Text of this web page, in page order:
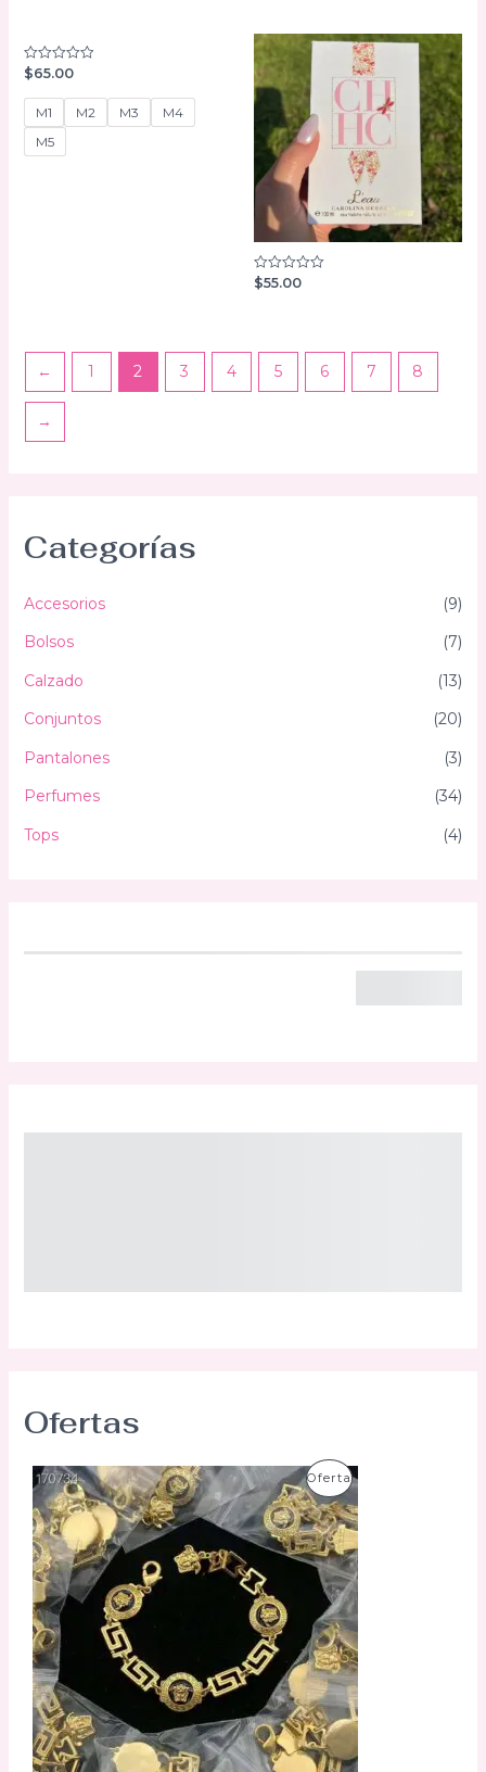
Categorías
Accesorios
(9)
Bolsos
(7)
Calzado
(13)
Conjuntos
(20)
Pantalones
(3)
Perfumes
(34)
Tops
(4)
Ofertas
OfertaP
R
O
D
U
C
T
O
E
Valorado
con
0
5
$65.00
M1 M2 M3
M4
M5
Valorado
con
$55.00
← 1 2 3 4 5 6 7 8
→